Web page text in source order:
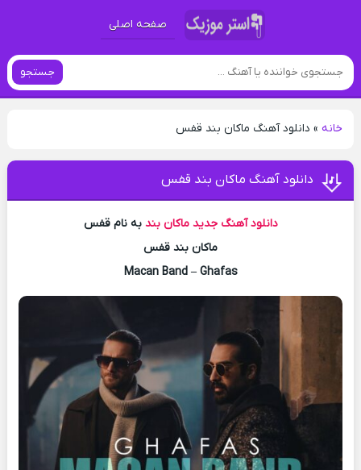
صفحه اصلی
جستجو
خانه» دانلود آهنگ ماکان بند قفس
دانلود آهنگ ماکان بند قفس
دانلود آهنگ جدید ماکان بند به نام قفس
ماکان بند قفس
Macan Band – Ghafas